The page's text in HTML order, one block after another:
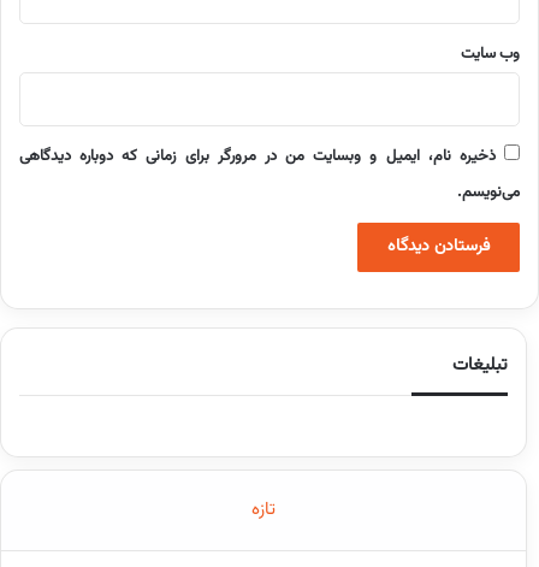
وب‌ سایت
ذخیره نام، ایمیل و وبسایت من در مرورگر برای زمانی که دوباره دیدگاهی
می‌نویسم.
تبلیغات
تازه